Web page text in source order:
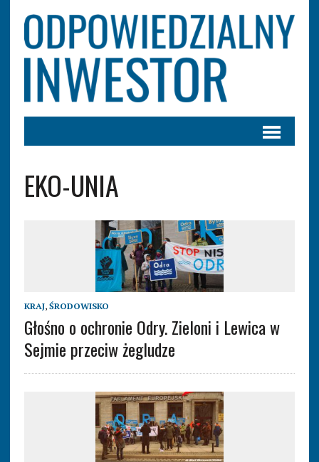
EKO-UNIA
KRAJ, ŚRODOWISKO
Głośno o ochronie Odry. Zieloni i Lewica w
Sejmie przeciw żegludze